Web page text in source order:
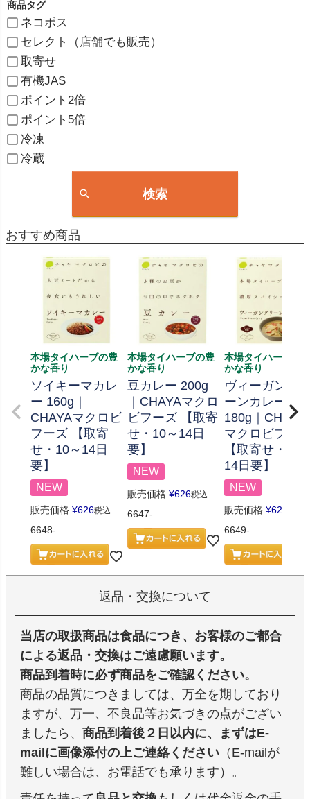
商品タグ
ネコポス
セレクト（店舗でも販売）
取寄せ
有機JAS
ポイント2倍
ポイント5倍
冷凍
冷蔵
検索
おすすめ商品
本場タイハーブの豊
かな香り
ソイキーマカレ
ー 160g｜
CHAYAマクロビ
フーズ 【取寄
せ・10～14日
要】
NEW
販売価格 ¥626税込
6648-
本場タイハーブの豊
かな香り
豆カレー 200g
｜CHAYAマクロ
ビフーズ 【取寄
せ・10～14日
要】
NEW
販売価格 ¥626税込
6647-
本場タイハーブの
かな香り
ヴィーガング
ーンカレー
180g｜CHAYA
マクロビフー
【取寄せ・10
14日要】
NEW
販売価格 ¥626
6649-
返品・交換について
当店の取扱商品は食品につき、お客様のご都合
による返品・交換はご遠慮願います。
商品到着時に必ず商品をご確認ください。
商品の品質につきましては、万全を期しており
ますが、万一、不良品等お気づきの点がござい
ましたら、 商品到着後２日以内に、まずはE-
mailに画像添付の上ご連絡ください （E-mailが
難しい場合は、お電話でも承ります）。